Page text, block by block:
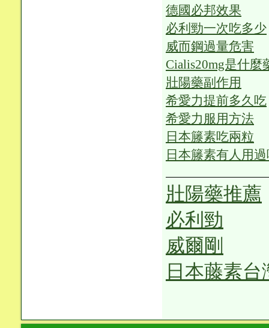
德國必邦效果
必利勁一次吃多少
威而鋼過量危害
Cialis20mg是什麼
壯陽藥副作用
希愛力提前多久吃
希愛力服用方法
日本籐素吃兩粒
日本籐素有人用
壯陽藥推薦
必利勁
威爾剛
日本藤素